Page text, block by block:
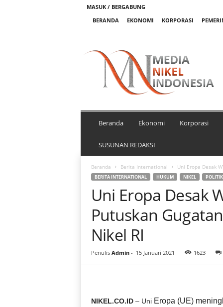
MASUK / BERGABUNG
BERANDA
EKONOMI KORPORASI
i
Beranda Ekonomi Korporasi
SUSUNAN REDAKSI
Beranda Berita International Uni Eropa Desak
BERITA INTERNATIONAL HUKUM NIKEL POLITIK
Uni Eropa Desak
Putuskan
Nikel RI
Penulis Admin- 15 Januari 2021 1623
NIKEL.CO.ID – UniEropa (UE)